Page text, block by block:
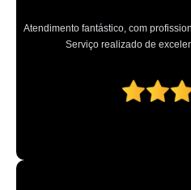
Atendimento fantástico, com
Serviço realizado de